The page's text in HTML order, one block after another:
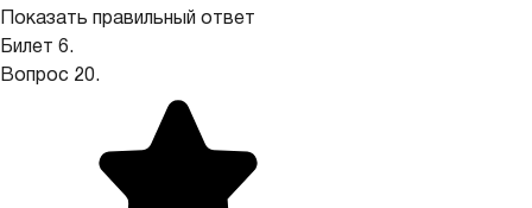
Показать правильный ответ
Билет 6.
Вопрос 20.